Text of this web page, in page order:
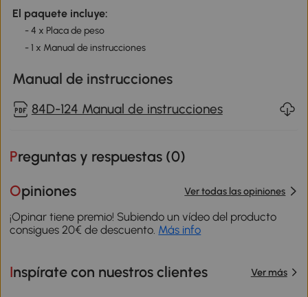
El paquete incluye:
- 4 x Placa de peso
- 1 x Manual de instrucciones
Manual de instrucciones
84D-124 Manual de instrucciones
Preguntas y respuestas (0)
Opiniones Ver todas las opiniones
¡Opinar tiene premio! Subiendo un vídeo del producto
consigues 20€ de descuento. Más info
Inspírate con nuestros clientes Ver más